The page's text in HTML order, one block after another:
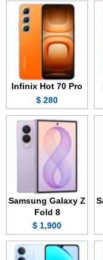
Infinix Hot 70 Pro
280 $
Samsung Galaxy Z
Fold 8
1,900 $